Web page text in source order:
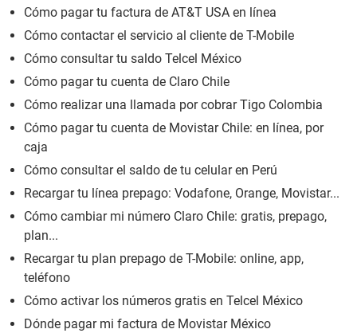
Cómo pagar tu factura de AT&T USA en línea
Cómo contactar el servicio al cliente de T-Mobile
Cómo consultar tu saldo Telcel México
Cómo pagar tu cuenta de Claro Chile
Cómo realizar una llamada por cobrar Tigo Colombia
Cómo pagar tu cuenta de Movistar Chile: en línea, por
caja
Cómo consultar el saldo de tu celular en Perú
Recargar tu línea prepago: Vodafone, Orange, Movistar...
Cómo cambiar mi número Claro Chile: gratis, prepago,
plan...
Recargar tu plan prepago de T-Mobile: online, app,
teléfono
Cómo activar los números gratis en Telcel México
Dónde pagar mi factura de Movistar México